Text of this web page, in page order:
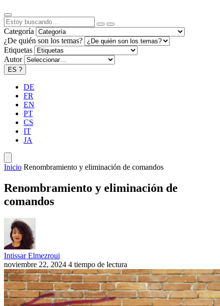
Categoría
¿De quién son los temas?
Etiquetas
Autor
ES ?
DE
FR
EN
PT
CS
IT
JA
Inicio Renombramiento y eliminación de comandos
Renombramiento y eliminación de
comandos
Intissar Elmezroui
noviembre 22, 2024 4 tiempo de lectura